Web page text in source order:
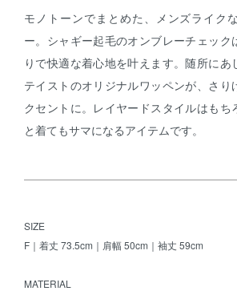
モノトーンでまとめた、メンズライク
ー。シャギー起毛のオンブレーチェック
りで快適な着心地を叶えます。随所にあ
テイストのオリジナルワッペンが、さり
クセントに。レイヤードスタイルはもち
と着てもサマになるアイテムです。
SIZE
F｜着丈 73.5cm｜肩幅 50cm｜袖丈 59cm
MATERIAL